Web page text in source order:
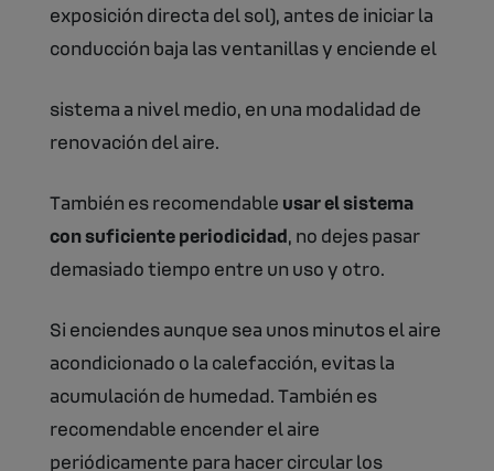
exposición directa del sol), antes de iniciar la
conducción baja las ventanillas y enciende el
sistema a nivel medio, en una modalidad de
renovación del aire.
También es recomendable usar el sistema
con suficiente periodicidad, no dejes pasar
demasiado tiempo entre un uso y otro.
Si enciendes aunque sea unos minutos el aire
acondicionado o la calefacción, evitas la
acumulación de humedad. También es
recomendable encender el aire
periódicamente para hacer circular los